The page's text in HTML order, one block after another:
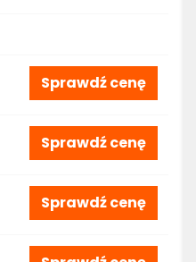
Sprawdź cenę
Sprawdź cenę
Sprawdź cenę